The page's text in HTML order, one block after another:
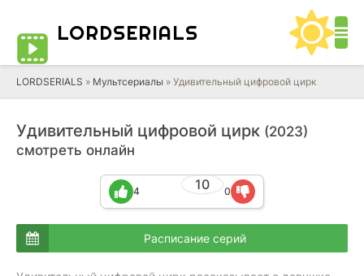
LORDSERIALS
LORDSERIALS » Мультсериалы » Удивительный цифровой цирк
Удивительный цифровой цирк (2023)
смотреть онлайн
10
4 0
Расписание серий